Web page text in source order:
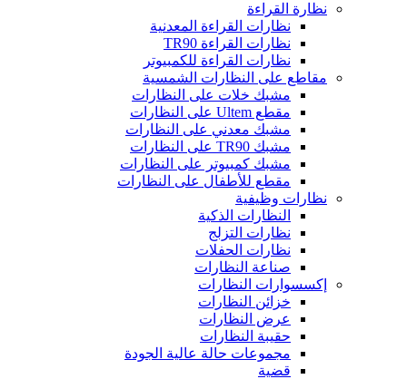
نظارة القراءة
نظارات القراءة المعدنية
نظارات القراءة TR90
نظارات القراءة للكمبيوتر
مقاطع على النظارات الشمسية
مشبك خلات على النظارات
مقطع Ultem على النظارات
مشبك معدني على النظارات
مشبك TR90 على النظارات
مشبك كمبيوتر على النظارات
مقطع للأطفال على النظارات
نظارات وظيفية
النظارات الذكية
نظارات التزلج
نظارات الحفلات
صناعة النظارات
إكسسوارات النظارات
خزائن النظارات
عرض النظارات
حقيبة النظارات
مجموعات حالة عالية الجودة
قضية